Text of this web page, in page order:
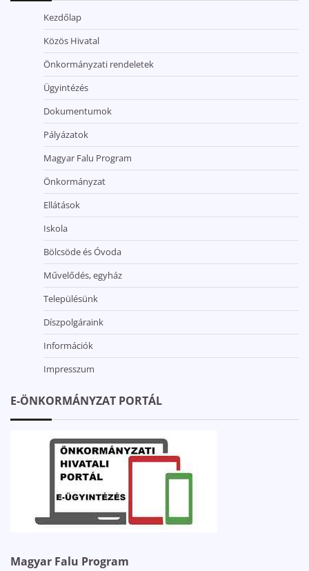
Kezdőlap
Közös Hivatal
Önkormányzati rendeletek
Ügyintézés
Dokumentumok
Pályázatok
Magyar Falu Program
Önkormányzat
Ellátások
Iskola
Bölcsöde és Óvoda
Művelődés, egyház
Településünk
Díszpolgáraink
Információk
Impresszum
E-ÖNKORMÁNYZAT PORTÁL
Magyar Falu Program